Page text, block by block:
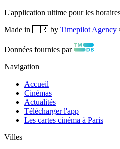
L'application ultime pour les
Made in 🇫🇷 by Timepilot Agency
Données fournies par
Navigation
Accueil
Cinémas
Actualités
Télécharger l'app
Les cartes cinéma à Paris
Villes